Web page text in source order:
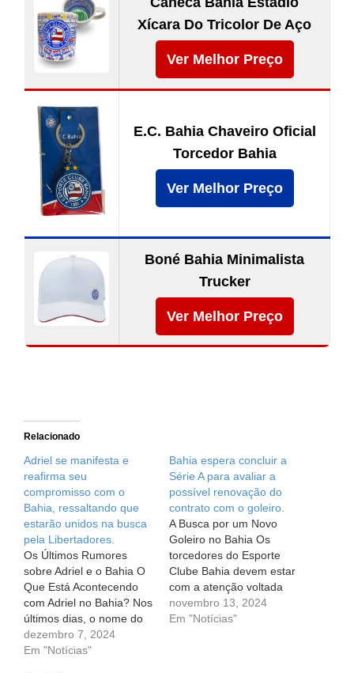
Xícara Do Tricolor De Aço
Ver Melhor Preço
E.C. Bahia Chaveiro Oficial
Torcedor Bahia
Ver Melhor Preço
Boné Bahia Minimalista
Trucker
Ver Melhor Preço
Relacionado
Adriel se manifesta e
reafirma seu
compromisso com o
Bahia, ressaltando que
estarão unidos na busca
pela Libertadores.
Os Últimos Rumores
sobre Adriel e o Bahia O
Que Está Acontecendo
com Adriel no Bahia? Nos
últimos dias, o nome do
goleiro Adriel tem sido um
dos mais mencionados
dezembro 7, 2024
Em "Notícias"
Bahia espera concluir a
Série A para avaliar a
possível renovação do
contrato com o goleiro.
A Busca por um Novo
Goleiro no Bahia Os
torcedores do Esporte
Clube Bahia devem estar
com a atenção voltada
para as movimentações
no mercado de
novembro 13, 2024
Em "Notícias"